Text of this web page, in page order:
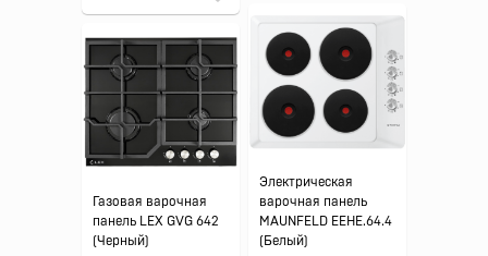
Электрическая
варочная панель
MAUNFELD EEHE.64.4
(Белый)
Газовая варочная
панель LEX GVG 642
(Черный)